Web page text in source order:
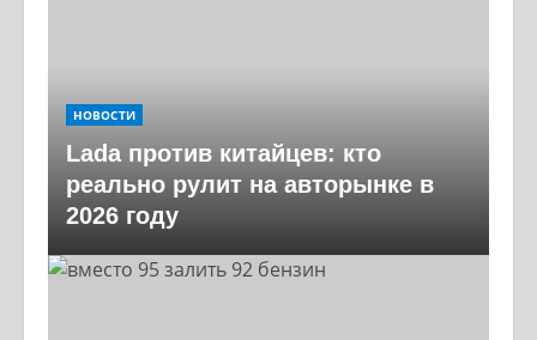
НОВОСТИ
Lada против китайцев: кто
реально рулит на авторынке в
2026 году